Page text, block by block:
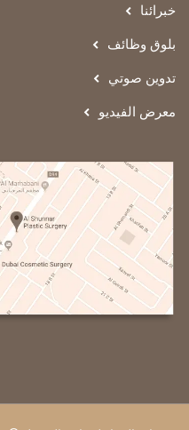
خبرائنا
بلوق وظائف
تدوين صوتي
معرض الفيديو